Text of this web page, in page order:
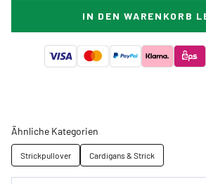
IN DEN WARENKORB
Ähnliche Kategorien
Strickpullover Cardigans & Strick